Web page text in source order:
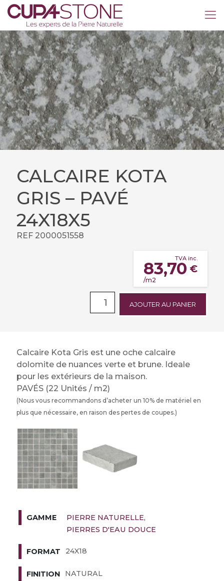
CALCAIRE KOTA
GRIS – PAVÉ
24X18X5
REF 2000051558
83,70 €
TVA inc.
/m2
AJOUTER AU PANIER
Calcaire Kota Gris est une oche calcaire
dolomite de nuances verte et brune. Ideale
pour les extérieurs de la maison.
PAVÉS (22 Unités / m2)
(Nous vous recommandons d’acheter un 10% de matériel en
plus que nécessaire, en raison des pertes de coupes.)
GAMME
PIERRE NATURELLE
PIERRES D'EAU DOUCE
FORMAT 24X18
FINITION NATURAL